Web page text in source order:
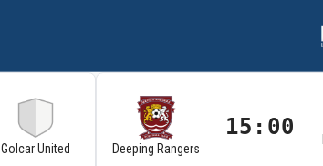
Golcar United Deeping Rangers
15:00